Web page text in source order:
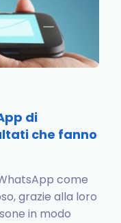
di
che fanno
come
grazie alla loro
in modo